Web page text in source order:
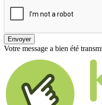
Envoyer
Votre message a bien été